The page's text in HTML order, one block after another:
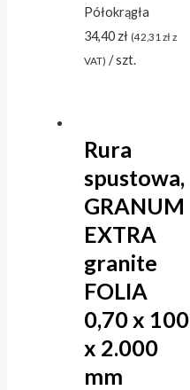
Półokrągła
34,40 zł (42,31złz
VAT) / szt.
Rura
spustowa,
GRANUM
EXTRA
granite
FOLIA
0,70 x 100
x 2.000
mm